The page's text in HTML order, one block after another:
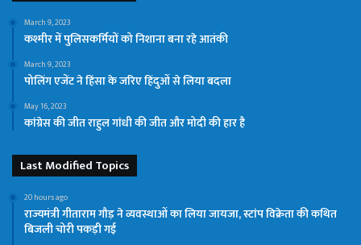
March 9, 2023
कश्मीर में पुलिसकर्मियों को निशाना बना रहे आतंकी
March 9, 2023
पोलिंग एजेंट ने हिंसा के जरिए हिंदुओं से लिया बदला
May 16, 2023
कांग्रेस की जीत राहुल गांधी की जीत और मोदी की हार है
Last Modified Topics
20 hours ago
राज्यमंत्री गीताराम गौड़ ने व्यवस्थाओं का लिया जायजा, स्टांप विक्रेता की कथित
बिजली चोरी पकड़ी गई